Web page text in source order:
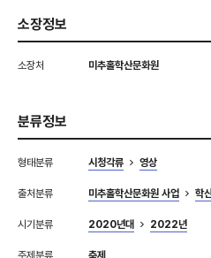
소장정보
소장처 미추홀학산문화원
분류정보
형태분류 시청각류 영상
출처분류 미추홀학산문화원 사업 학
시기분류 2020년대 2022년
주제분류
축제